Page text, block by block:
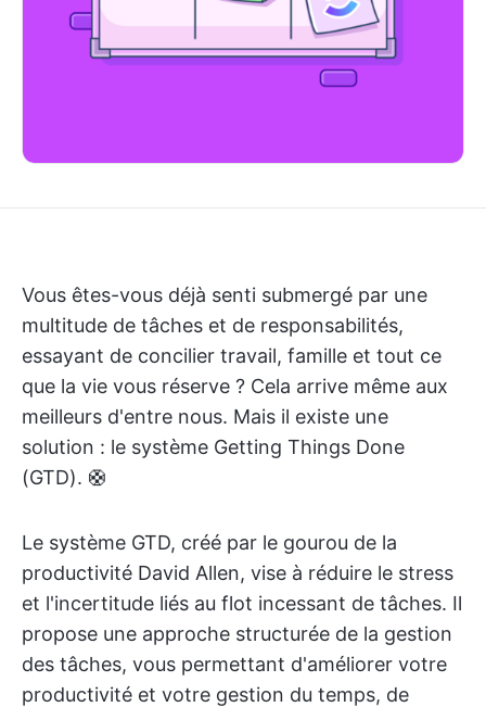
Vous êtes-vous déjà senti submergé par une
multitude de tâches et de responsabilités,
essayant de concilier travail, famille et tout ce
que la vie vous réserve ? Cela arrive même aux
meilleurs d'entre nous. Mais il existe une
solution : le système Getting Things Done
(GTD). 🛟
Le système GTD, créé par le gourou de la
productivité David Allen, vise à réduire le stress
et l'incertitude liés au flot incessant de tâches. Il
propose une approche structurée de la gestion
des tâches, vous permettant d'améliorer votre
productivité et votre gestion du temps, de